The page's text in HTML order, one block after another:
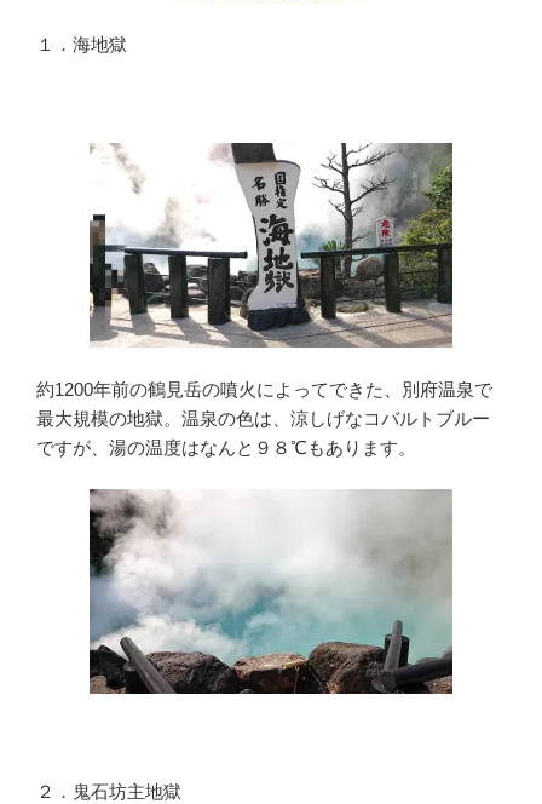
１．海地獄
約1200年前の鶴見岳の噴火によってできた、別府温泉で
最大規模の地獄。温泉の色は、涼しげなコバルトブルー
ですが、湯の温度はなんと９８℃もあります。
２．鬼石坊主地獄